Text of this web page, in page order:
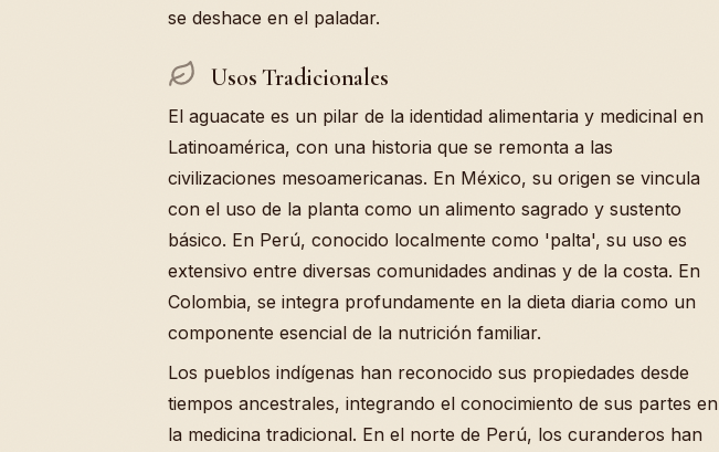
se deshace en el paladar.
Usos Tradicionales
El aguacate es un pilar de la identidad alimentaria y medicinal en
Latinoamérica, con una historia que se remonta a las
civilizaciones mesoamericanas. En México, su origen se vincula
con el uso de la planta como un alimento sagrado y sustento
básico. En Perú, conocido localmente como 'palta', su uso es
extensivo entre diversas comunidades andinas y de la costa. En
Colombia, se integra profundamente en la dieta diaria como un
componente esencial de la nutrición familiar.
Los pueblos indígenas han reconocido sus propiedades desde
tiempos ancestrales, integrando el conocimiento de sus partes en
la medicina tradicional. En el norte de Perú, los curanderos han